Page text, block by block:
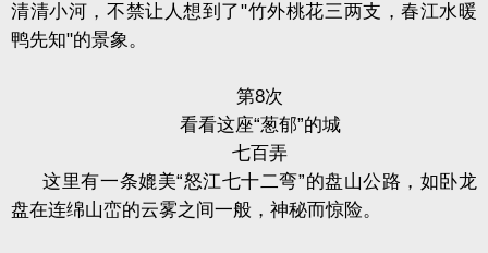
清清小河，不禁让人想到了"竹外桃花三两支，春江水暖
鸭先知"的景象。
第8次
看看这座“葱郁”的城
七百弄
这里有一条媲美“怒江七十二弯”的盘山公路，如卧龙
盘在连绵山峦的云雾之间一般，神秘而惊险。